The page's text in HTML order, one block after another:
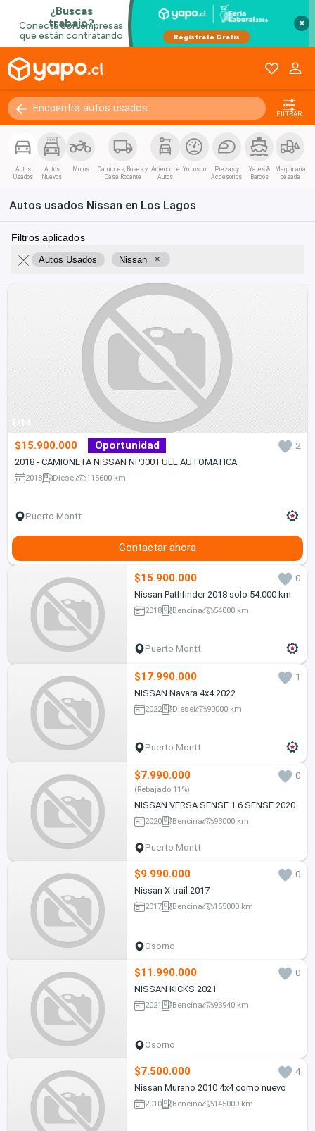
×
FILTRAR
Autos
Usados
Autos
Nuevos
Motos
Camiones, Buses y
Casa Rodante
Arriendo de
Autos
Yo busco
Piezas y
Accesorios
Yates &
Barcos
Maquinaria
pesada
Autos usados Nissan en Los Lagos
Filtros aplicados
Autos Usados Nissan ×
1/14
$15.900.000 Oportunidad
2
2018 - CAMIONETA NISSAN NP300 FULL AUTOMATICA
2018 Diesel 115600 km
Puerto Montt
Contactar ahora
$15.900.000
0
Nissan Pathfinder 2018 solo 54.000 km
2018 Bencina 54000 km
Puerto Montt
$17.990.000
1
NISSAN Navara 4x4 2022
2022 Diesel 90000 km
Puerto Montt
$7.990.000 0
(Rebajado 11%)
NISSAN VERSA SENSE 1.6 SENSE 2020
2020 Bencina 93000 km
Puerto Montt
$9.990.000
0
Nissan X-trail 2017
2017 Bencina 155000 km
Osorno
$11.990.000
0
NISSAN KICKS 2021
2021 Bencina 93940 km
Osorno
$7.500.000
4
Nissan Murano 2010 4x4 como nuevo
2010 Bencina 145000 km